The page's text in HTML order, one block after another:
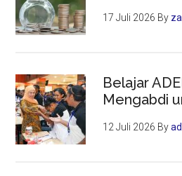
17 Juli 2026 By
Belajar
Mengabdi
12 Juli 2026 By